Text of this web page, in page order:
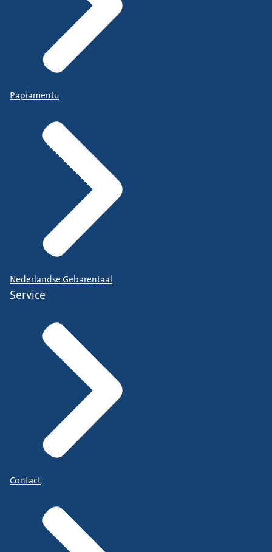
Papiamentu
Nederlandse Gebarentaal
Service
Contact